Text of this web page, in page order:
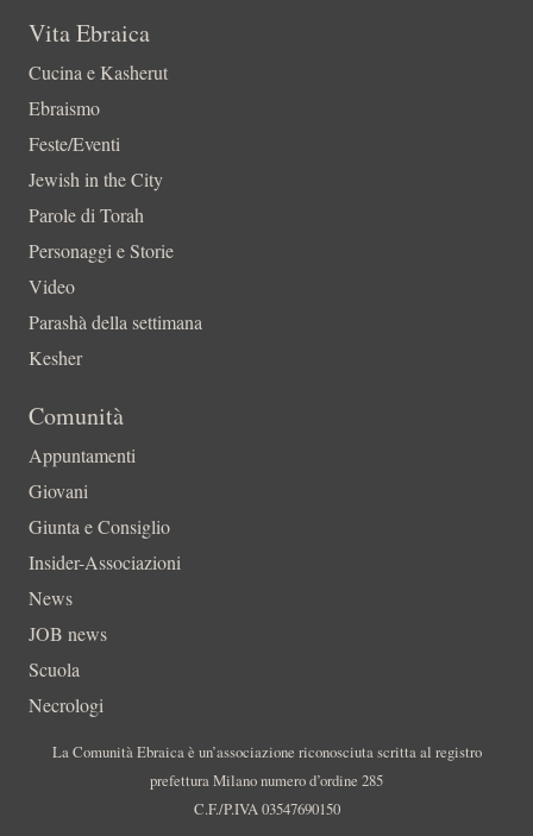
Vita Ebraica
Cucina e Kasherut
Ebraismo
Feste/Eventi
Jewish in the City
Parole di Torah
Personaggi e Storie
Video
Parashà della settimana
Kesher
Comunità
Appuntamenti
Giovani
Giunta e Consiglio
Insider-Associazioni
News
JOB news
Scuola
Necrologi
La Comunità Ebraica è un’associazione riconosciuta scritta al registro
prefettura Milano numero d’ordine 285
C.F./P.IVA 03547690150